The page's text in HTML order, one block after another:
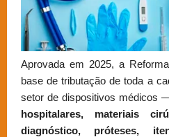
Aprovada em 2025, a
base de tributação de toda a
setor de dispositivos médicos
hospitalares, materiais
diagnóstico, próteses,